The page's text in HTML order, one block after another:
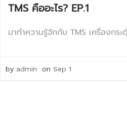
TMS คืออะไร? EP.1
มาทำความรู้จักกับ TMS เครื่องก
by admin on Sep 1